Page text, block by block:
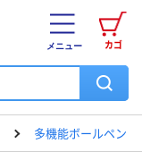
カゴ
メニュー
多機能ボールペン